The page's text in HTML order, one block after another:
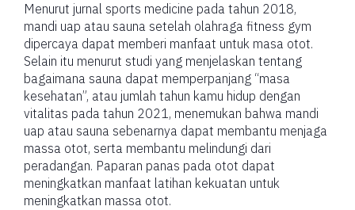
Menurut jurnal sports medicine pada tahun 2018,
mandi uap atau sauna setelah olahraga fitness gym
dipercaya dapat memberi manfaat untuk masa otot.
Selain itu menurut studi yang menjelaskan tentang
bagaimana sauna dapat memperpanjang “masa
kesehatan”, atau jumlah tahun kamu hidup dengan
vitalitas pada tahun 2021, menemukan bahwa mandi
uap atau sauna sebenarnya dapat membantu menjaga
massa otot, serta membantu melindungi dari
peradangan. Paparan panas pada otot dapat
meningkatkan manfaat latihan kekuatan untuk
meningkatkan massa otot.